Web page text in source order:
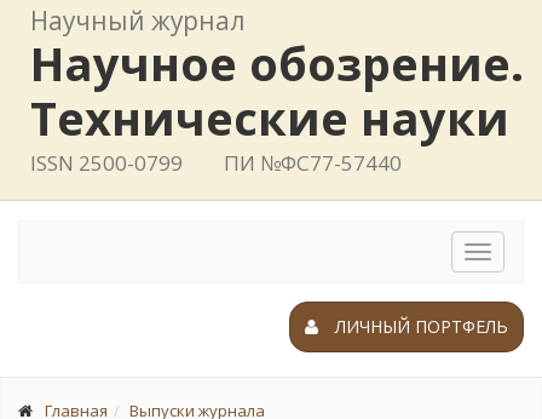
Научный журнал
Научное обозрение.
Технические науки
ISSN 2500-0799 ПИ №ФС77-57440
Toggle
ЛИЧНЫЙ ПОРТФЕЛЬ
Главная
Выпуски журнала